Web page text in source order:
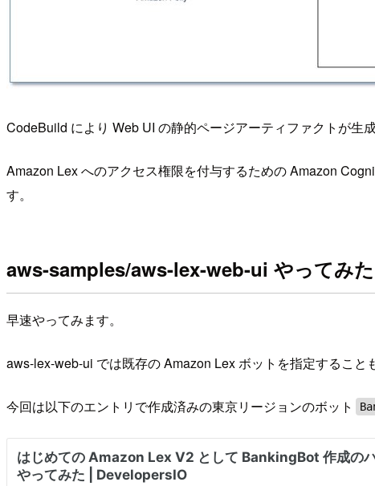
CodeBuild により Web UI の静的ページアーティファクトが生
Amazon Lex へのアクセス権限を付与するための Amazon
す。
aws-samples/aws-lex-web-ui やってみた
早速やってみます。
aws-lex-web-ui では既存の Amazon Lex ボットを指定するこ
今回は以下のエントリで作成済みの東京リージョンのボット